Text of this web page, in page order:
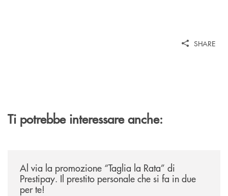
SHARE
Ti potrebbe interessare anche:
Al via la promozione “Taglia la Rata” di
Prestipay. Il prestito personale che si fa in due
per te!